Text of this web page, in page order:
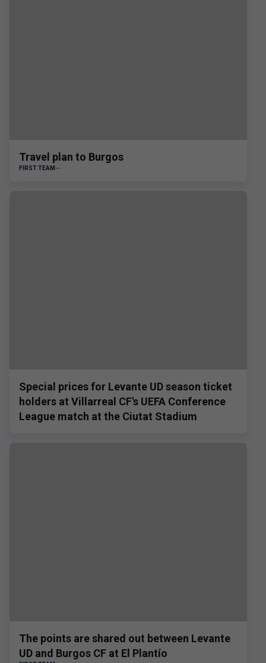
Travel plan to Burgos
FIRST TEAM
Special prices for Levante UD season ticket
holders at Villarreal CF's UEFA Conference
League match at the Ciutat Stadium
The points are shared out between Levante
UD and Burgos CF at El Plantío